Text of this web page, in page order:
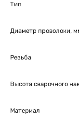
Тип
Диаметр проволоки,
Резьба
Высота сварочного
Материал